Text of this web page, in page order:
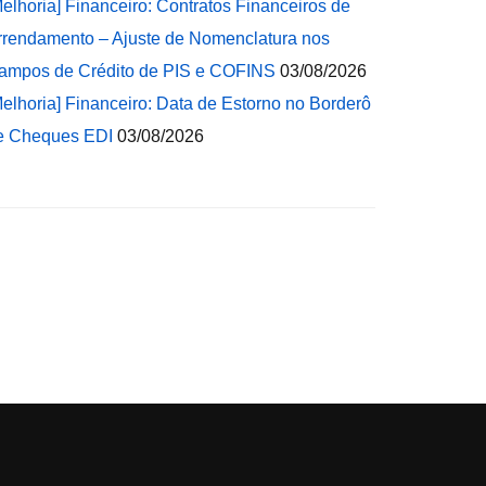
Financeiro: Contratos Financeiros de
– Ajuste de Nomenclatura nos
de Crédito de PIS e COFINS 03/08/2026
Financeiro: Data de Estorno no Borderô
Cheques EDI 03/08/2026